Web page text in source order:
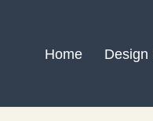
Home Design